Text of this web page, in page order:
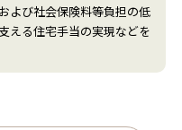
よび社会保険料等負担の低
える住宅手当の実現などを